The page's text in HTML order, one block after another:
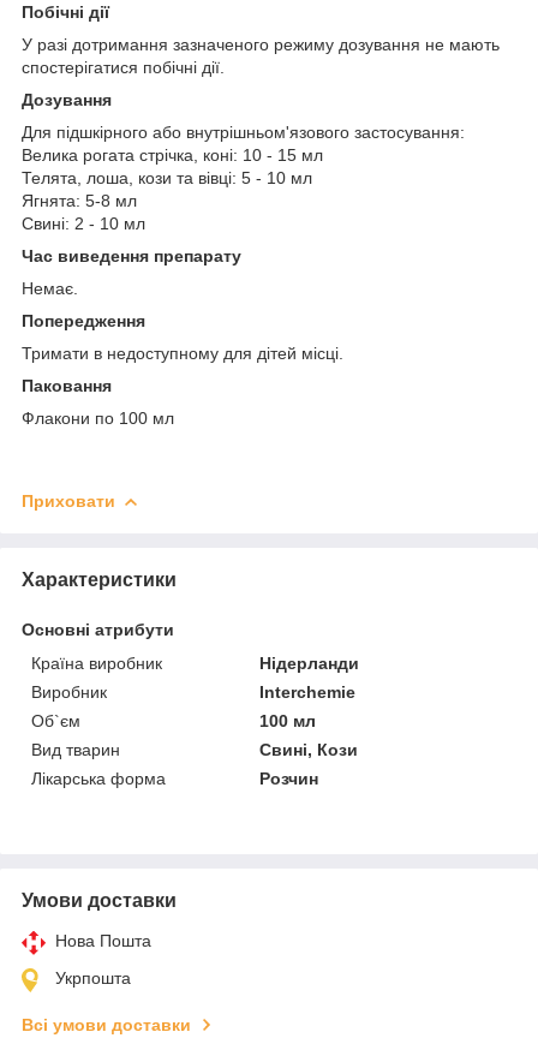
Побічні дії
У разі дотримання зазначеного режиму дозування не мають
спостерігатися побічні дії.
Дозування
Для підшкірного або внутрішньом'язового застосування:
Велика рогата стрічка, коні: 10 - 15 мл
Телята, лоша, кози та вівці: 5 - 10 мл
Ягнята: 5-8 мл
Свині: 2 - 10 мл
Час виведення препарату
Немає.
Попередження
Тримати в недоступному для дітей місці.
Паковання
Флакони по 100 мл
Приховати
Характеристики
Основні атрибути
Країна виробник
Нідерланди
Виробник
Interchemie
Об`єм
100 мл
Вид тварин
Свині, Кози
Лікарська форма
Розчин
Умови доставки
Нова Пошта
Укрпошта
Всі умови доставки